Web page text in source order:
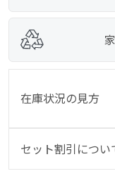
在庫状況の見方
セット割引につい